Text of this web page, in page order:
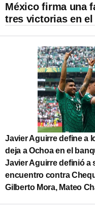
México firma una
tres victorias en el
Javier Aguirre define a
deja a Ochoa en el
Javier Aguirre definió a
encuentro contra
Gilberto Mora, Mateo